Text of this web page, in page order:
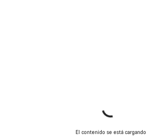
El contenido se está cargando